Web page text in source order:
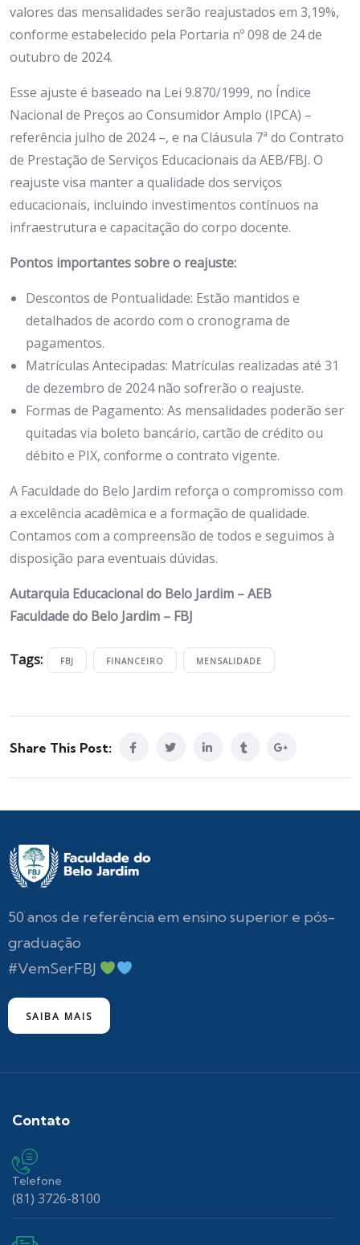
valores das mensalidades serão reajustados em 3,19%,
conforme estabelecido pela Portaria nº 098 de 24 de
outubro de 2024.
Esse ajuste é baseado na Lei 9.870/1999, no Índice
Nacional de Preços ao Consumidor Amplo (IPCA) –
referência julho de 2024 –, e na Cláusula 7ª do Contrato
de Prestação de Serviços Educacionais da AEB/FBJ. O
reajuste visa manter a qualidade dos serviços
educacionais, incluindo investimentos contínuos na
infraestrutura e capacitação do corpo docente.
Pontos importantes sobre o reajuste:
Descontos de Pontualidade: Estão mantidos e
detalhados de acordo com o cronograma de
pagamentos.
Matrículas Antecipadas: Matrículas realizadas até 31
de dezembro de 2024 não sofrerão o reajuste.
Formas de Pagamento: As mensalidades poderão ser
quitadas via boleto bancário, cartão de crédito ou
débito e PIX, conforme o contrato vigente.
A Faculdade do Belo Jardim reforça o compromisso com
a excelência acadêmica e a formação de qualidade.
Contamos com a compreensão de todos e seguimos à
disposição para eventuais dúvidas.
Autarquia Educacional do Belo Jardim – AEB
Faculdade do Belo Jardim – FBJ
Tags: FBJ FINANCEIRO MENSALIDADE
Share This Post:
50 anos de referência em ensino superior e pós-
graduação
#VemSerFBJ
SAIBA MAIS
Contato
Telefone
(81) 3726-8100